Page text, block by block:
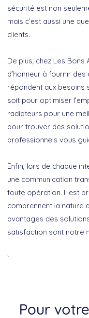
sécurité est non
mais c’est aussi une
clients.
De plus, chez Les
d’honneur à fournir
répondent aux besoins
soit pour optimiser
radiateurs pour une
pour trouver des
professionnels vous
Enfin, lors de chaque
une communication
toute opération. Il est
comprennent la nature
avantages des
satisfaction sont notre
`
Pour